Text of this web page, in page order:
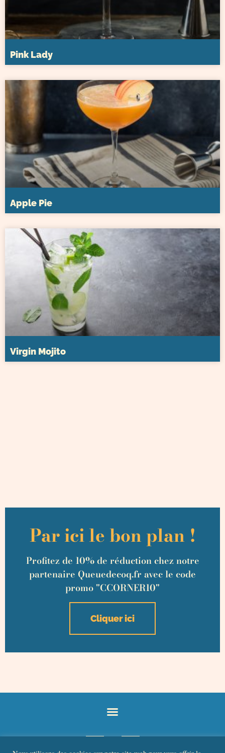
Pink Lady
Apple Pie
Virgin Mojito
Par ici le bon plan !
Profitez de 10% de réduction chez notre
partenaire Queuedecoq.fr avec le code
promo "CCORNER10"
Cliquer ici